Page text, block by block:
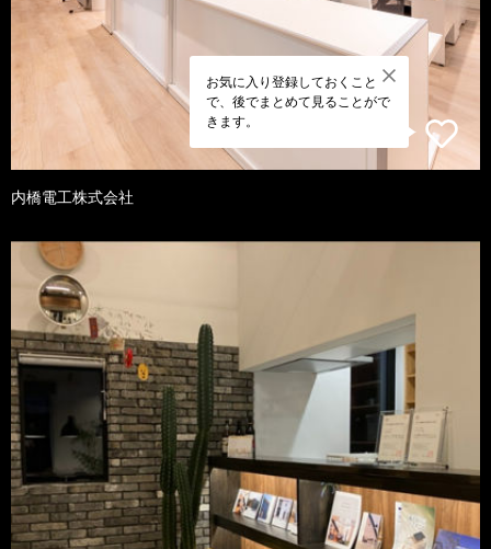
お気に入り登録しておくこと
で、後でまとめて見ることがで
きます。
内橋電工株式会社